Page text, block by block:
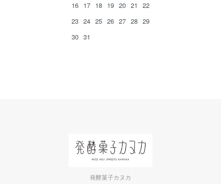
16 17 18 19 20 21
22
23 24 25 26 27 28 29
30 31
発酵菓子カヌカ